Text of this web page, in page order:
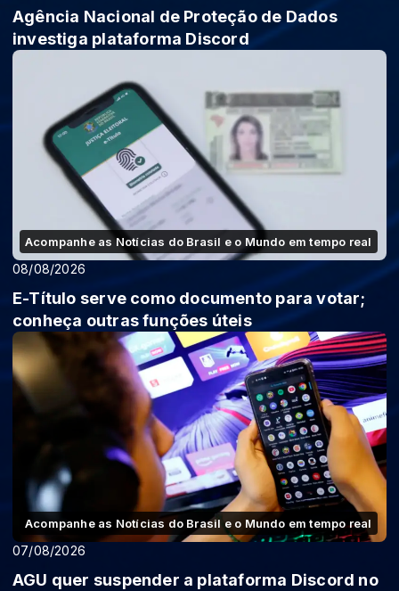
Agência Nacional de Proteção de Dados
investiga plataforma Discord
Acompanhe as Notícias do Brasil e o Mundo em tempo real
08/08/2026
E-Título serve como documento para votar;
conheça outras funções úteis
Acompanhe as Notícias do Brasil e o Mundo em tempo real
07/08/2026
AGU quer suspender a plataforma Discord no